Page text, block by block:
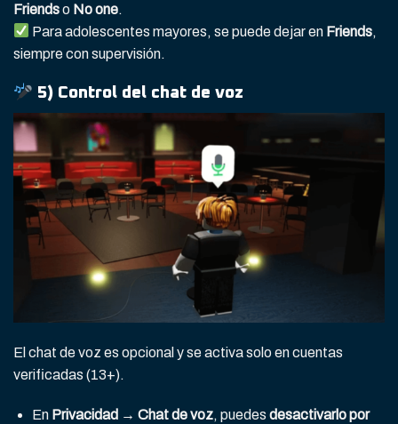
Friendso No one.
Para adolescentes mayores, se puede dejar en Friends,
siempre con supervisión.
5) Control del chat de voz
El chat de voz es opcional y se activa solo en cuentas
verificadas (13+).
En Privacidad → Chat de voz, puedes desactivarlo por